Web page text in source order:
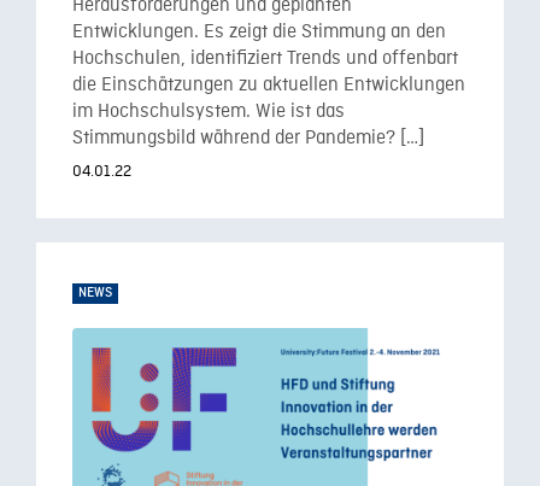
Herausforderungen und geplanten
Entwicklungen. Es zeigt die Stimmung an den
Hochschulen, identifiziert Trends und offenbart
die Einschätzungen zu aktuellen Entwicklungen
im Hochschulsystem. Wie ist das
Stimmungsbild während der Pandemie? […]
04.01.22
NEWS